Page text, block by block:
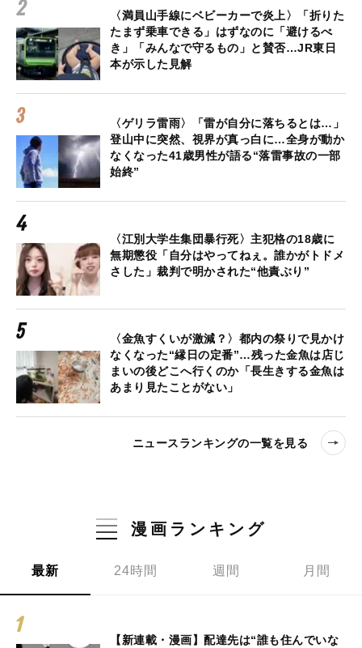
〈満員山手線にベビーカーで炎上〉「折りた
たまず乗車できる」はずなのに「避けるべ
き」「みんなで守るもの」と賛否…JR東日
本が示した見解
〈ゲリラ雷雨〉「雷が自分に落ちるとは…」
登山中に突然、視界が真っ白に…全身が動か
なくなった41歳男性が語る“落雷事故の一部
始終”
〈江別大学生集団暴行死〉主犯格の18歳に
無期懲役「自分はやってねぇ。誰かがトドメ
さした」裁判で明かされた“他責ぶり”
〈金魚すくいが激減？〉都内の祭りで見かけ
なくなった“縁日の定番”…残った金魚は店じ
まいの後どこへ行くのか「長生きする金魚は
あまり見たことがない」
ニュースランキングの一覧を見る
漫画ランキング
最新 24時間 週間 月間
【新連載・漫画】配達先は“誰も住んでいな